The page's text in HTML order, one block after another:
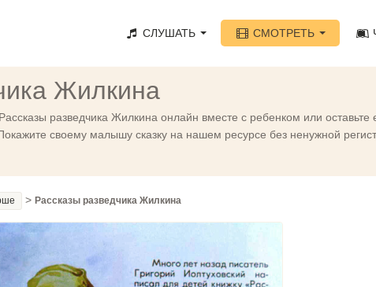
СЛУШАТЬ СМОТРЕТЬ
Жилкина
разведчика Жилкина онлайн вместе с ребенком или
своему малышу сказку на нашем ресурсе без ненужной
> Рассказы разведчика Жилкина